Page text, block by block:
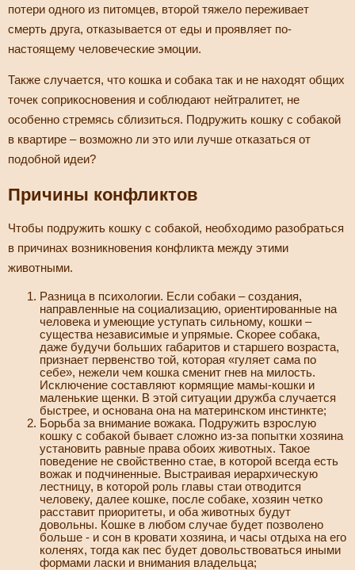
потери одного из питомцев, второй тяжело переживает
смерть друга, отказывается от еды и проявляет по-
настоящему человеческие эмоции.
Также случается, что кошка и собака так и не находят общих
точек соприкосновения и соблюдают нейтралитет, не
особенно стремясь сблизиться. Подружить кошку с собакой
в квартире – возможно ли это или лучше отказаться от
подобной идеи?
Причины конфликтов
Чтобы подружить кошку с собакой, необходимо разобраться
в причинах возникновения конфликта между этими
животными.
Разница в психологии. Если собаки – создания,
направленные на социализацию, ориентированные на
человека и умеющие уступать сильному, кошки –
существа независимые и упрямые. Скорее собака,
даже будучи больших габаритов и старшего возраста,
признает первенство той, которая «гуляет сама по
себе», нежели чем кошка сменит гнев на милость.
Исключение составляют кормящие мамы-кошки и
маленькие щенки. В этой ситуации дружба случается
быстрее, и основана она на материнском инстинкте;
Борьба за внимание вожака. Подружить взрослую
кошку с собакой бывает сложно из-за попытки хозяина
установить равные права обоих животных. Такое
поведение не свойственно стае, в которой всегда есть
вожак и подчиненные. Выстраивая иерархическую
лестницу, в которой роль главы стаи отводится
человеку, далее кошке, после собаке, хозяин четко
расставит приоритеты, и оба животных будут
довольны. Кошке в любом случае будет позволено
больше - и сон в кровати хозяина, и часы отдыха на его
коленях, тогда как пес будет довольствоваться иными
формами ласки и внимания владельца;